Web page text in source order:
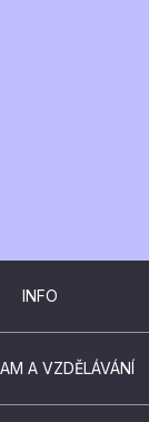
INFO
A VZDĚLÁVÁNÍ